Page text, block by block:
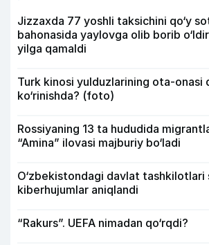
Jizzaxda 77 yoshli taksichini qo‘y
bahonasida yaylovga olib borib
yilga qamaldi
Turk kinosi yulduzlarining ota-onasi
ko‘rinishda? (foto)
Rossiyaning 13 ta hududida
“Amina” ilovasi majburiy bo‘ladi
O‘zbekistondagi davlat tashkilotlari
kiberhujumlar aniqlandi
“Rakurs”. UEFA nimadan qo‘rqdi?